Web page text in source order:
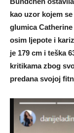
kao uzor kojem
glumica
osim ljepote i
je 179 cm i teška
kritikama zbog
predana svojoj